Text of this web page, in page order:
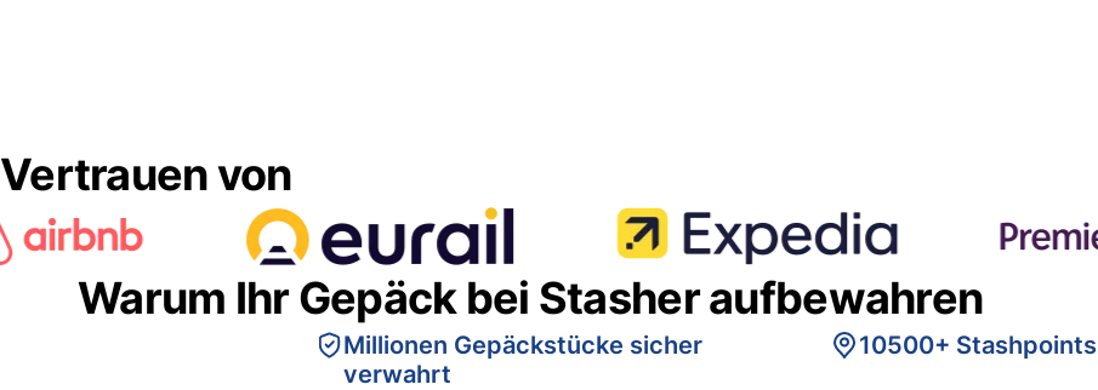
Vertrauen von
Warum Ihr Gepäck bei Stasher aufbewahren
Millionen Gepäckstücke sicher
verwahrt
10500+ Stashpoints